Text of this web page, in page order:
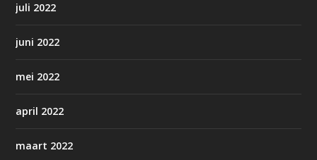
juli 2022
juni 2022
mei 2022
april 2022
maart 2022